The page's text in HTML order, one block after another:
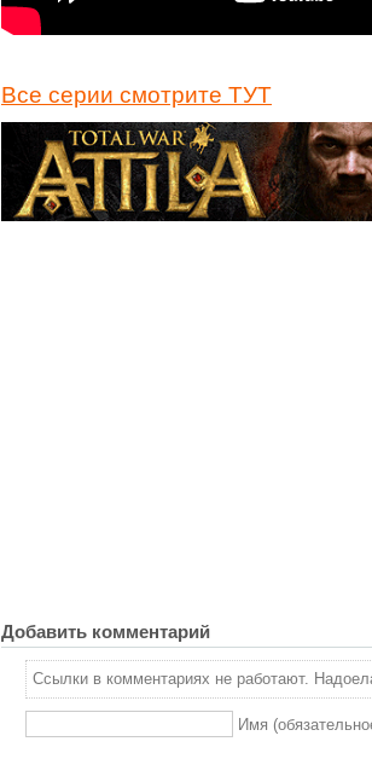
Все серии смотрите ТУТ
Добавить комментарий
Ссылки в комментариях не работают.
Имя